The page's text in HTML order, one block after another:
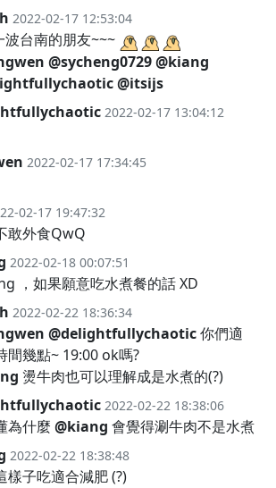
2022-02-17 12:53:04
台南的朋友~~~
@sycheng0729@kiang
@itsijs
2022-02-17 13:04:12
2022-02-17 17:34:45
02-17 19:47:32
敢外食QwQ
2022-02-18 00:07:51
，如果願意吃水煮餐的話 XD
2022-02-22 18:36:34
@delightfullychaotic你們適
間幾點~ 19:00 ok嗎?
燙牛肉也可以理解成是水煮的(?)
2022-02-22 18:38:06
為什麼 @kiang 會覺得涮牛肉不是水煮
2022-02-22 18:38:48
樣子吃適合減肥 (?)